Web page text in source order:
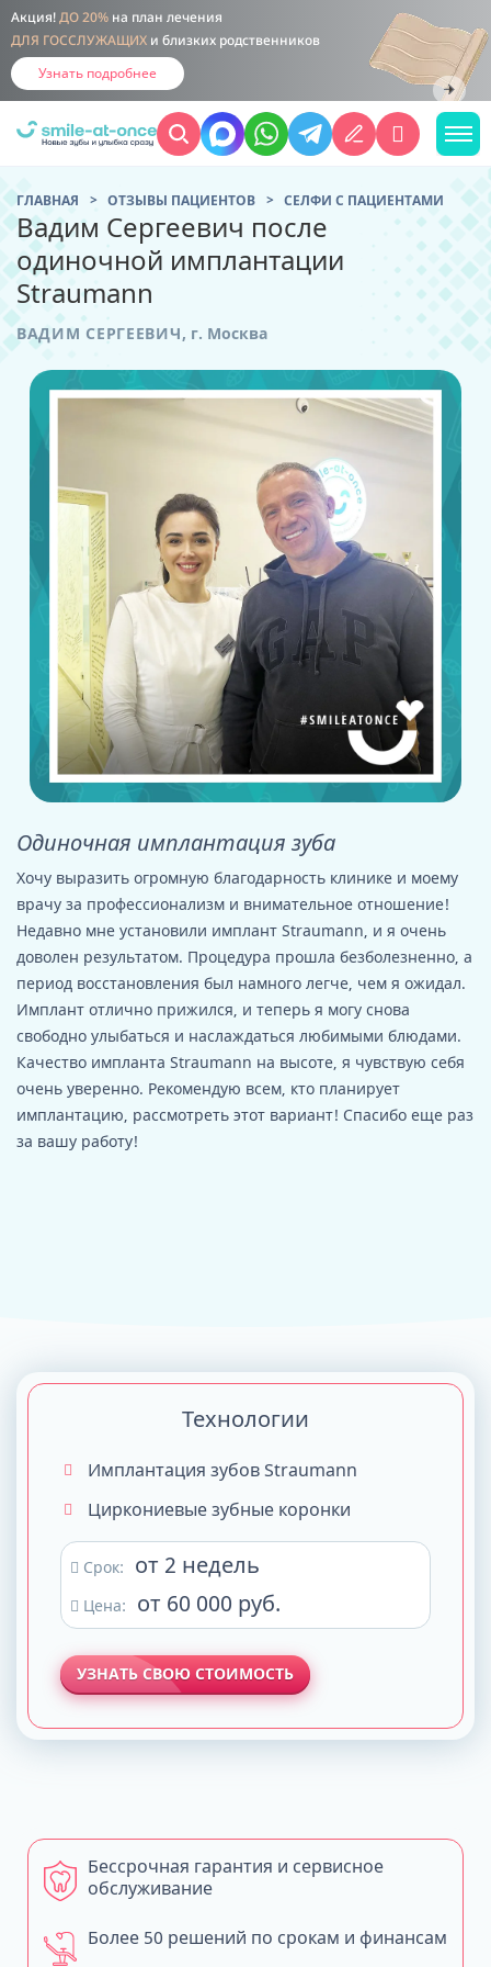
Акция! ДО 20% на план лечения
ДЛЯ ГОССЛУЖАЩИХ и близких родственников
Узнать подробнее
ГЛАВНАЯ ОТЗЫВЫ ПАЦИЕНТОВ CЕЛФИ С ПАЦИЕНТАМИ
Вадим Сергеевич после
одиночной имплантации
Straumann
ВАДИМ СЕРГЕЕВИЧ, г. Москва
Одиночная имплантация зуба
Хочу выразить огромную благодарность клинике и моему
врачу за профессионализм и внимательное отношение!
Недавно мне установили имплант Straumann, и я очень
доволен результатом. Процедура прошла безболезненно, а
период восстановления был намного легче, чем я ожидал.
Имплант отлично прижился, и теперь я могу снова
свободно улыбаться и наслаждаться любимыми блюдами.
Качество импланта Straumann на высоте, я чувствую себя
очень уверенно. Рекомендую всем, кто планирует
имплантацию, рассмотреть этот вариант! Спасибо еще раз
за вашу работу!
Технологии
Имплантация зубов Straumann
Циркониевые зубные коронки
Срок: от 2 недель
Цена: от 60 000 руб.
УЗНАТЬ СВОЮ СТОИМОСТЬ
Бессрочная гарантия и сервисное
обслуживание
Более 50 решений по срокам и финансам